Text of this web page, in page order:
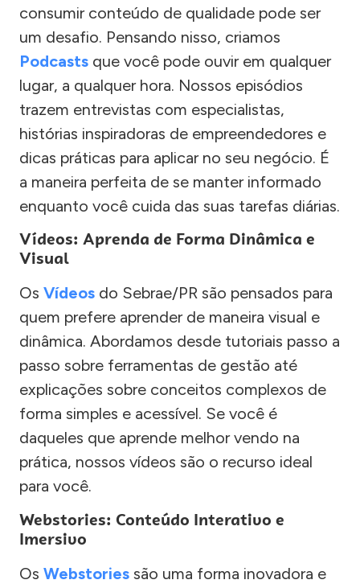
consumir conteúdo de qualidade pode ser
um desafio. Pensando nisso, criamos
Podcasts que você pode ouvir em qualquer
lugar, a qualquer hora. Nossos episódios
trazem entrevistas com especialistas,
histórias inspiradoras de empreendedores e
dicas práticas para aplicar no seu negócio. É
a maneira perfeita de se manter informado
enquanto você cuida das suas tarefas diárias.
Vídeos: Aprenda de Forma Dinâmica e
Visual
Os Vídeos do Sebrae/PR são pensados para
quem prefere aprender de maneira visual e
dinâmica. Abordamos desde tutoriais passo a
passo sobre ferramentas de gestão até
explicações sobre conceitos complexos de
forma simples e acessível. Se você é
daqueles que aprende melhor vendo na
prática, nossos vídeos são o recurso ideal
para você.
Webstories: Conteúdo Interativo e
Imersivo
Os Webstories são uma forma inovadora e